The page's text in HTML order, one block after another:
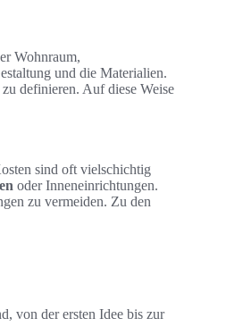
Wohnraum,
und die Materialien.
definieren. Auf diese Weise
sind oft vielschichtig
oder Inneneinrichtungen.
zu vermeiden. Zu den
von der ersten Idee bis zur